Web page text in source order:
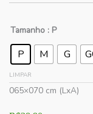
Tamanho : P
P M G
LIMPAR
065×070 cm (LxA)